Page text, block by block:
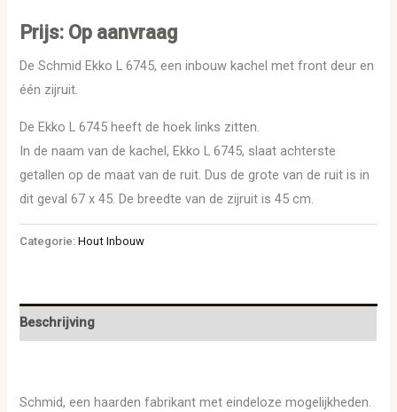
Prijs: Op aanvraag
De Schmid Ekko L 6745, een inbouw kachel met front deur en
één zijruit.
De Ekko L 6745 heeft de hoek links zitten.
In de naam van de kachel, Ekko L 6745, slaat achterste
getallen op de maat van de ruit. Dus de grote van de ruit is in
dit geval 67 x 45. De breedte van de zijruit is 45 cm.
Categorie:Hout Inbouw
Beschrijving
Schmid, een haarden fabrikant met eindeloze mogelijkheden.